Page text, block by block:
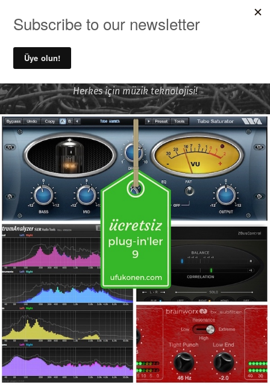
Ufuk Önen ile Ses Kayıt ve
Müzik Teknolojileri
Herkes için müzik teknolojisi!